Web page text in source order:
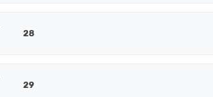
28
29